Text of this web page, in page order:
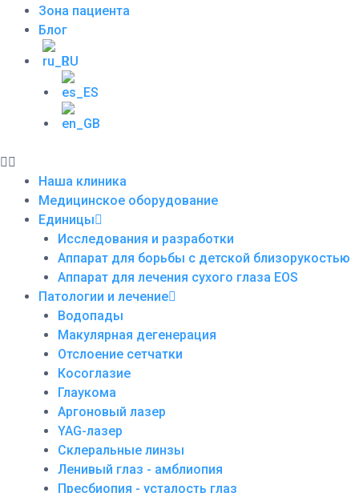
Зона пациента
Блог
Наша клиника
Медицинское оборудование
Единицы
Исследования и разработки
Аппарат для борьбы с детской близорукостью
Аппарат для лечения сухого глаза EOS
Патологии и лечение
Водопады
Макулярная дегенерация
Отслоение сетчатки
Косоглазие
Глаукома
Аргоновый лазер
YAG-лазер
Склеральные линзы
Ленивый глаз - амблиопия
Пресбиопия - усталость глаз